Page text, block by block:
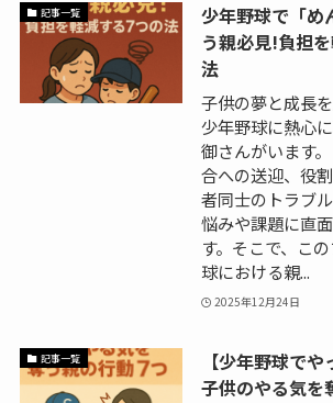
記事一覧
少年野球で「め
う親必見!負担
法
子供の夢と成長
少年野球に熱心
御さんがいます
合への送迎、役
者同士のトラブ
悩みや課題に直
す。そこで、こ
球における親...
2025年12月24日
記事一覧
【少年野球でや
子供のやる気を